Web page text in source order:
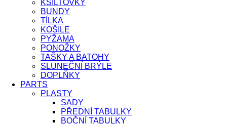
KŠILTOVKY
BUNDY
TÍLKA
KOŠILE
PYŽAMA
PONOŽKY
TAŠKY A BATOHY
SLUNEČNÍ BRÝLE
DOPLŇKY
PARTS
PLASTY
SADY
PŘEDNÍ TABULKY
BOČNÍ TABULKY